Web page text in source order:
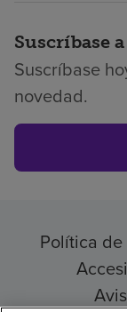
Suscríbase
Suscríbase
novedad.
Política